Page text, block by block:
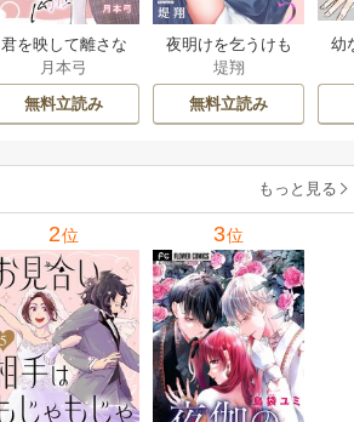
君を映して離さな
い[ばら売り] 25巻
月本弓
無料立読み
夜明けを乞うけも
のたち[ばら売り] 2
8-29巻
堤翔
無料立読み
幼
もっと見る
2位 3位